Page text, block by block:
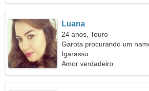
Luana
24 anos, Touro
Garota procurando um
Igarassu
Amor verdadeiro